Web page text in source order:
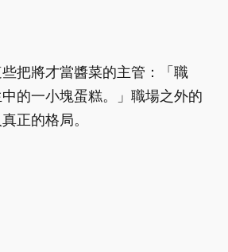
把將才當醬菜的主管：「職
的一小塊蛋糕。」職場之外的
正的格局。